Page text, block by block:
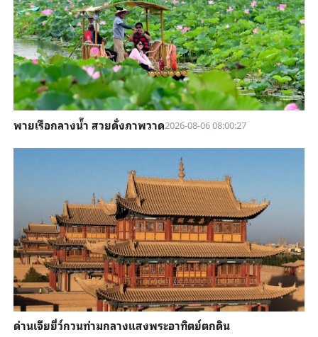
พายเรือกลางน้ำ สวยดั่งภาพวาด2026-08-06 08:00:27
ด่านเจียยี่ว์กวนท่ามกลางแสงพระอาทิตย์ตกดิน